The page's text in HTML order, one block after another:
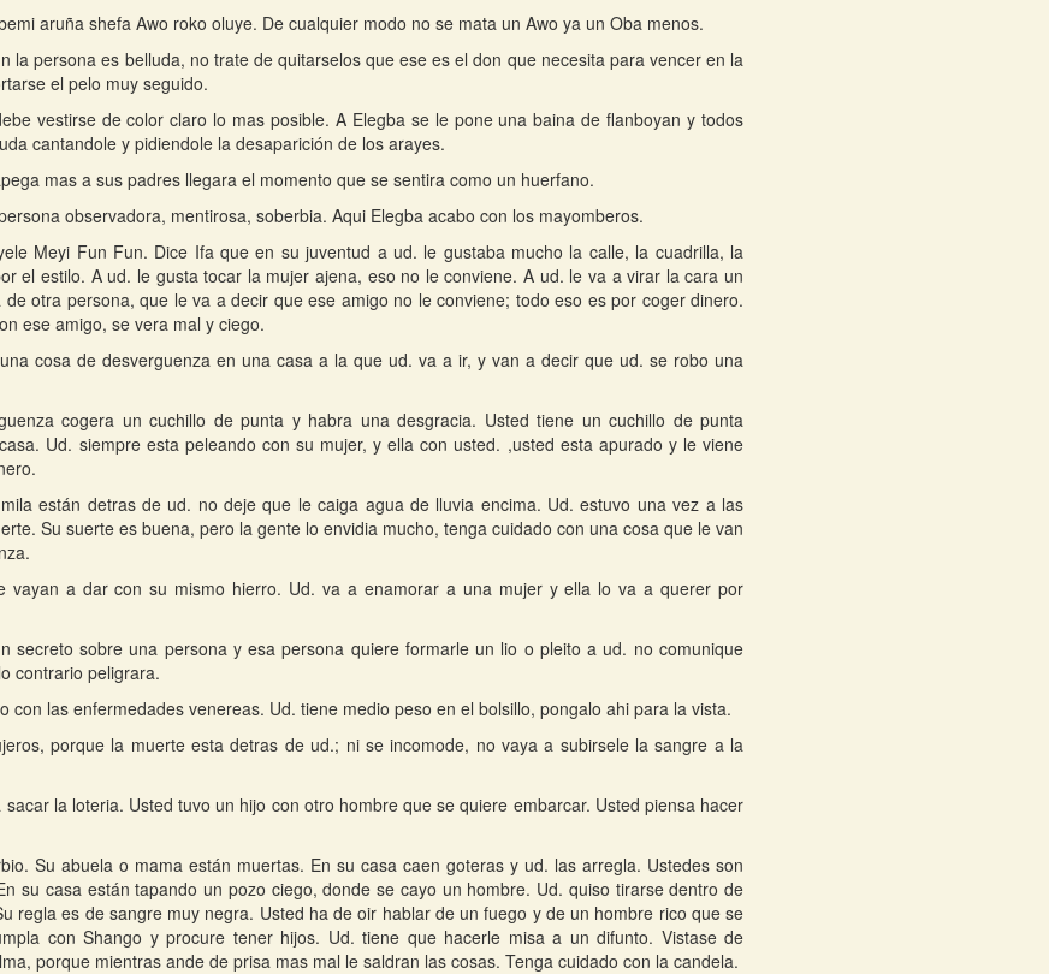
aruña shefa Awo roko oluye. De cualquier modo no se mata un Awo ya un Oba menos.
la persona es belluda, no trate de quitarselos que ese es el don que necesita para vencer en la
el pelo muy seguido.
vestirse de color claro lo mas posible. A Elegba se le pone una baina de flanboyan y todos
cantandole y pidiendole la desaparición de los arayes.
mas a sus padres llegara el momento que se sentira como un huerfano.
observadora, mentirosa, soberbia. Aqui Elegba acabo con los mayomberos.
Meyi Fun Fun. Dice Ifa que en su juventud a ud. le gustaba mucho la calle, la cuadrilla, la
el estilo. A ud. le gusta tocar la mujer ajena, eso no le conviene. A ud. le va a virar la cara un
otra persona, que le va a decir que ese amigo no le conviene; todo eso es por coger dinero.
ese amigo, se vera mal y ciego.
cosa de desverguenza en una casa a la que ud. va a ir, y van a decir que ud. se robo una
cogera un cuchillo de punta y habra una desgracia. Usted tiene un cuchillo de punta
Ud. siempre esta peleando con su mujer, y ella con usted. ,usted esta apurado y le viene
están detras de ud. no deje que le caiga agua de lluvia encima. Ud. estuvo una vez a las
Su suerte es buena, pero la gente lo envidia mucho, tenga cuidado con una cosa que le van
vayan a dar con su mismo hierro. Ud. va a enamorar a una mujer y ella lo va a querer por
secreto sobre una persona y esa persona quiere formarle un lio o pleito a ud. no comunique
contrario peligrara.
con las enfermedades venereas. Ud. tiene medio peso en el bolsillo, pongalo ahi para la vista.
porque la muerte esta detras de ud.; ni se incomode, no vaya a subirsele la sangre a la
sacar la loteria. Usted tuvo un hijo con otro hombre que se quiere embarcar. Usted piensa hacer
Su abuela o mama están muertas. En su casa caen goteras y ud. las arregla. Ustedes son
su casa están tapando un pozo ciego, donde se cayo un hombre. Ud. quiso tirarse dentro de
regla es de sangre muy negra. Usted ha de oir hablar de un fuego y de un hombre rico que se
con Shango y procure tener hijos. Ud. tiene que hacerle misa a un difunto. Vistase de
porque mientras ande de prisa mas mal le saldran las cosas. Tenga cuidado con la candela.